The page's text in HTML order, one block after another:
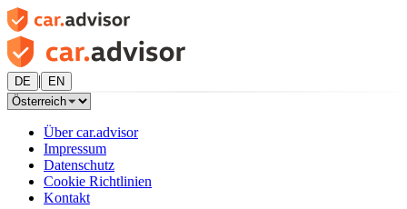
DE | EN
Über car.advisor
Impressum
Datenschutz
Cookie Richtlinien
Kontakt